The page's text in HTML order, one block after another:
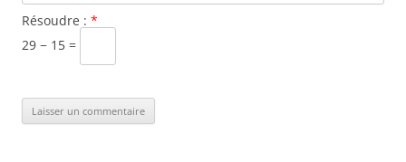
Résoudre : *
29 − 15 =